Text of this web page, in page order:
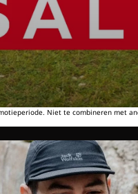
Niet te combineren met